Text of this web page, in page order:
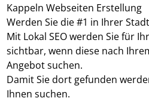
Kappeln Webseiten Erstellung
Werden Sie die #1 in Ihrer
Mit Lokal SEO werden Sie für
sichtbar, wenn diese nach
Angebot suchen.
Damit Sie dort gefunden
Ihnen suchen.